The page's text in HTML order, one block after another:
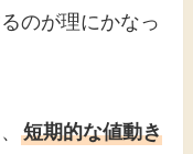
のが理にかなっ
短期的な値動き